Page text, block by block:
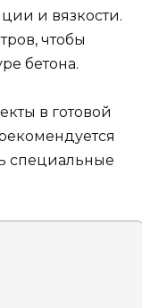
и вязкости.
чтобы
бетона.
в готовой
специальные